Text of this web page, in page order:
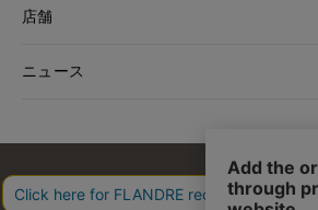
店舗
ニュース